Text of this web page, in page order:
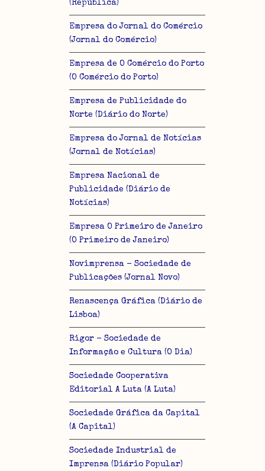
.csv para importação em programas de folha de cálculo
(República)
Empresa do Jornal do Comércio
(Jornal do Comércio)
Empresa de O Comércio do Porto
(O Comércio do Porto)
Empresa de Publicidade do
Norte (Diário do Norte)
Empresa do Jornal de Notícias
(Jornal de Notícias)
Empresa Nacional de
Publicidade (Diário de
Notícias)
Empresa O Primeiro de Janeiro
(O Primeiro de Janeiro)
Novimprensa - Sociedade de
Publicações (Jornal Novo)
Renascença Gráfica (Diário de
Lisboa)
Rigor - Sociedade de
Informação e Cultura (O Dia)
Sociedade Cooperativa
Editorial A Luta (A Luta)
Sociedade Gráfica da Capital
(A Capital)
Sociedade Industrial de
Imprensa (Diário Popular)